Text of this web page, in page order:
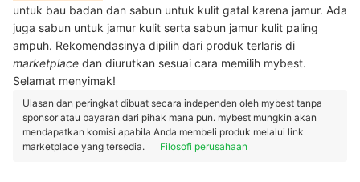
untuk bau badan dan sabun untuk kulit gatal karena jamur. Ada
juga sabun untuk jamur kulit serta sabun jamur kulit paling
ampuh. Rekomendasinya dipilih dari produk terlaris di
marketplace dan diurutkan sesuai cara memilih mybest.
Selamat menyimak!
Ulasan dan peringkat dibuat secara independen oleh mybest tanpa
sponsor atau bayaran dari pihak mana pun. mybest mungkin akan
mendapatkan komisi apabila Anda membeli produk melalui link
marketplace yang tersedia.
Filosofi perusahaan